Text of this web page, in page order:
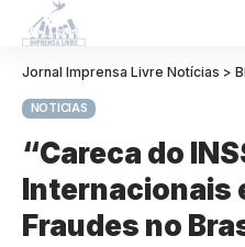
Jornal Imprensa Livre Notícias >
NOTICIAS
“Careca do
Internacionais
Fraudes no